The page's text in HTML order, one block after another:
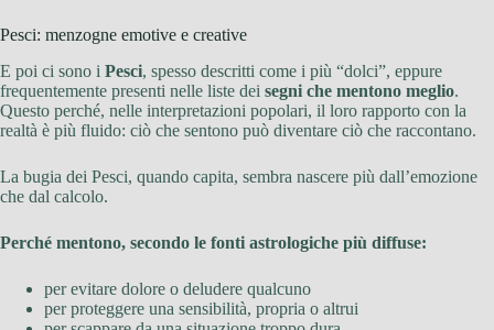
Pesci: menzogne emotive e creative
E poi ci sono i Pesci, spesso descritti come i più “dolci”, eppure
frequentemente presenti nelle liste dei segni che mentono meglio.
Questo perché, nelle interpretazioni popolari, il loro rapporto con la
realtà è più fluido: ciò che sentono può diventare ciò che raccontano.
La bugia dei Pesci, quando capita, sembra nascere più dall’emozione
che dal calcolo.
Perché mentono, secondo le fonti astrologiche più diffuse:
per evitare dolore o deludere qualcuno
per proteggere una sensibilità, propria o altrui